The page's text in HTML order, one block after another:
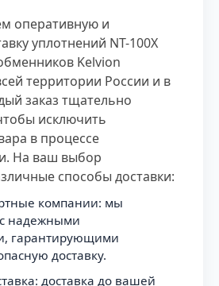
оперативную и
уплотнений NT-100X
Kelvion
территории России и в
заказ тщательно
исключить
в процессе
На ваш выбор
способы доставки:
компании: мы
надежными
гарантирующими
доставку.
доставка до вашей